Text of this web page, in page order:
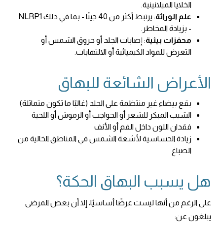
الخلايا الميلانينية.
علم الوراثة
: يرتبط أكثر من 40 جينًا - بما في ذلك NLRP1
- بزيادة المخاطر.
محفزات بيئية: إصابات الجلد أو حروق الشمس أو
التعرض للمواد الكيميائية أو الالتهابات.
الأعراض الشائعة للبهاق
بقع بيضاء غير منتظمة على الجلد (غالبًا ما تكون متماثلة)
الشيب المبكر للشعر أو الحواجب أو الرموش أو اللحية
فقدان اللون داخل الفم أو الأنف
زيادة الحساسية لأشعة الشمس في المناطق الخالية من
الصباغ
هل يسبب البهاق الحكة؟
على الرغم من أنها ليست عرضًا أساسيًا، إلا أن بعض المرضى
يبلغون عن: